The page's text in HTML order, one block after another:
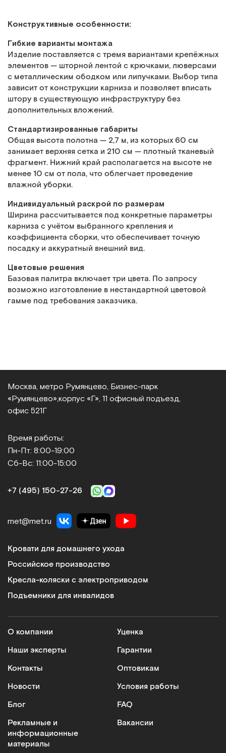
Конструктивные особенности:
Гибкие варианты монтажа
Изделие поставляется с тремя вариантами крепёжных
элементов — шторной лентой с крючками, люверсами
с металлическим ободком или липучками. Выбор типа
зависит от конструкции карниза и позволяет вписать
штору в существующую инфраструктуру без
дополнительных вложений.
Стандартизированные габариты
Общая высота полотна — 2,7 м, из которых 60 см
занимает верхняя сетка и 210 см — плотный тканевый
фрагмент. Нижний край располагается на высоте не
менее 10 см от пола, что облегчает проведение
влажной уборки.
Индивидуальный раскрой по размерам
Ширина рассчитывается под конкретные параметры
карниза с учётом выбранного крепления и
коэффициента сборки, что обеспечивает точную
посадку и аккуратный внешний вид.
Цветовые решения
Базовая палитра включает три цвета. По запросу
возможно изготовление в нестандартной цветовой
гамме под требования заказчика.
Москва, метро Румянцево, Бизнес‑парк
«Румянцево», корпус «Г», 11 офисный подъезд,
офис 521Г
Время работы:
Пн-Пт: 8:00-19:00
Сб-Вс: 11:00-15:00
+7 (495) 150‑27‑26
met@met.ru
Кровати для домашнего ухода
Российское производство
Кресла-коляски с электроприводом
Подъемники для инвалидов
О компании
Наши эксперты
Контакты
Новости
Блог
Рекламные и
информационные
материалы
Уценка
Гарантии
Оптовикам
Условия работы
FAQ
Вакансии